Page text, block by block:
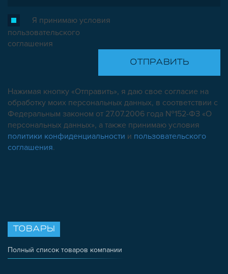
Я принимаю условия
пользовательского
соглашения
Нажимая кнопку «Отправить», я даю свое согласие на
обработку моих персональных данных, в соответствии с
Федеральным законом от 27.07.2006 года №152-ФЗ «О
персональных данных», а также принимаю условия
политики конфиденциальности и пользовательского
соглашения.
ТОВАРЫ
Полный список товаров компании